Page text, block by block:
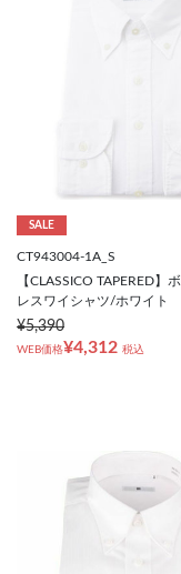
SALE
CT943004-1A_S
【CLASSICO TAPERED】
レスワイシャツ/ホワイト
¥5,390
WEB価格¥4,312 税込